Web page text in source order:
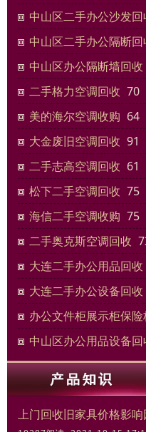
中山区二手办公沙发回
中山区二手办公隔断回
中山区办公隔断墙回收
二手格力空调回收 70
美的海尔空调收购 64
大金废旧空调回收 91
二手志高空调回收 61
松下二手空调回收 75
海信二手空调收购 75
二手奥克斯空调回收
大连二手办公用品回收
大连二手办公设备回收
办公文件柜展示柜保险
中山区办公用品设备回
上门回收旧家具价格影